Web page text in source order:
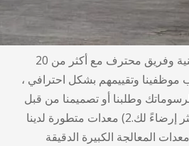
1) خبرة غنية وفريق محترف مع أكثر من 20
موظفينا وتقييمهم بشكل احترافي ،
وطلبنا أو تصميمنا من قبل
أنفسنا لنوفر لك الحل الأكثر إرضاءً لك.2) معدات متطورة لدينا
من معدات المعالجة الكبيرة الدقيقة